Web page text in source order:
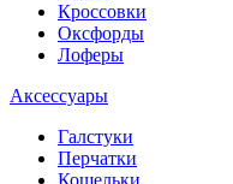
Кроссовки
Оксфорды
Лоферы
Аксессуары
Галстуки
Перчатки
Кошельки